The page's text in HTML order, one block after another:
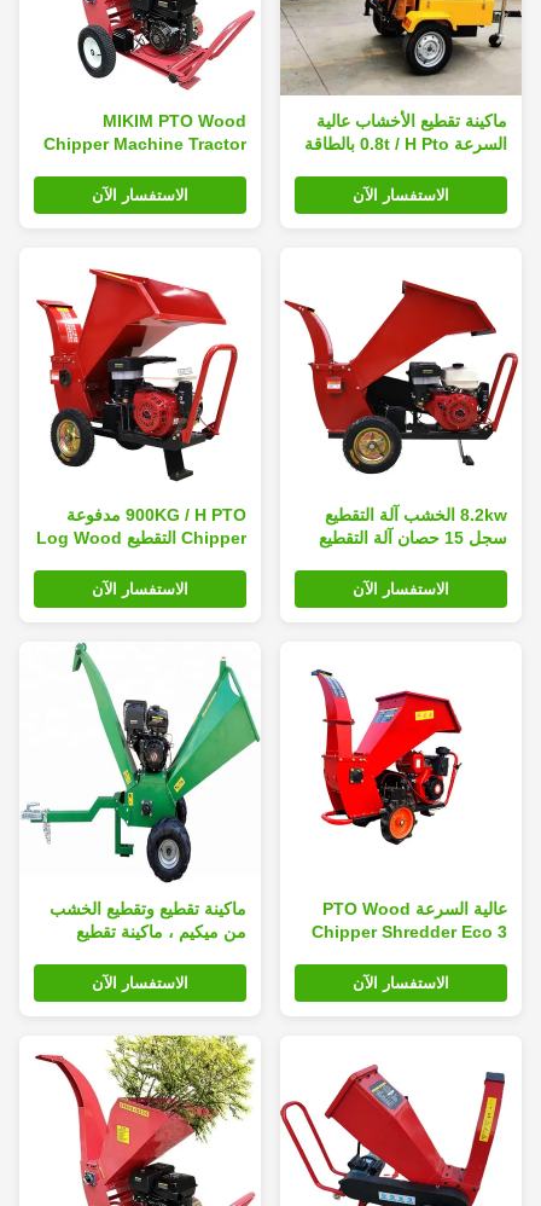
ماكينة تقطيع الأخشاب عالية
السرعة 0.8t / H Pto بالطاقة
الاستفسار الآن
MIKIM PTO Wood
Chipper Machine Tractor
التقطيع منخفض الضوضاء
الاستفسار الآن
8.2kw الخشب آلة التقطيع
سجل 15 حصان آلة التقطيع
الاستفسار الآن
900KG / H PTO مدفوعة
Chipper التقطيع Log Wood
الاستفسار الآن
عالية السرعة PTO Wood
Chipper Shredder Eco 3
Antiwearالاستفسار الآن
ماكينة تقطيع وتقطيع الخشب
من ميكيم ، ماكينة تقطيع
الاستفسار الآن